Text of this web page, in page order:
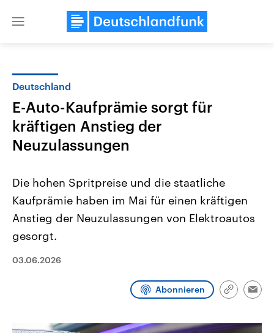
Close
Landtagswahl Sachsen-Anhalt
2026
Alle Informationen
Sachsen-Anhalt wählt am 6.
Landtag. Seit 2021 wird das
Wahlprogramme, aktuelle Berichte
und Kandidaten der anstehenden
Wahl.
Aktuelle Beiträge,
aktuelle Weltgeschehen.
Deutschland
E-Auto-Kaufprämie sorgt für
kräftigen Anstieg der
Neuzulassungen
Die hohen Spritpreise und die staatliche
Kaufprämie haben im Mai für einen kräftigen
Anstieg der Neuzulassungen von Elektroautos
gesorgt.
03.06.2026
Abonnieren
Link